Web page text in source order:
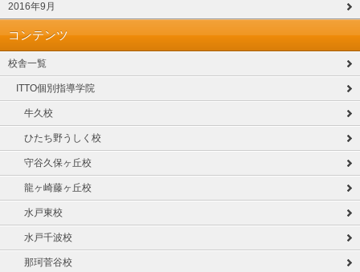
2016年9月
コンテンツ
校舎一覧
ITTO個別指導学院
牛久校
ひたち野うしく校
守谷久保ヶ丘校
龍ヶ崎藤ヶ丘校
水戸東校
水戸千波校
那珂菅谷校